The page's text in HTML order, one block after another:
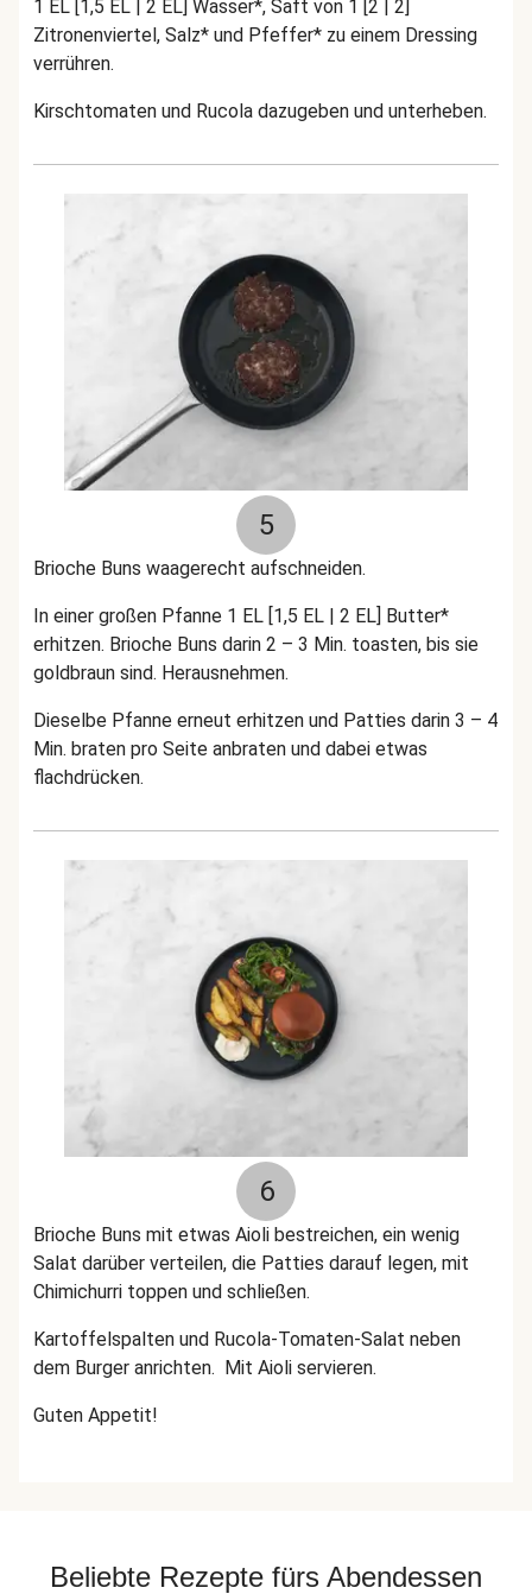
1 EL [1,5 EL | 2 EL] Wasser*, Saft von 1 [2 | 2]
Zitronenviertel, Salz* und Pfeffer* zu einem Dressing
verrühren.
Kirschtomaten und Rucola dazugeben und unterheben.
5
Brioche Buns waagerecht aufschneiden.
In einer großen Pfanne 1 EL [1,5 EL | 2 EL] Butter*
erhitzen. Brioche Buns darin 2 – 3 Min. toasten, bis sie
goldbraun sind. Herausnehmen.
Dieselbe Pfanne erneut erhitzen und Patties darin 3 – 4
Min. braten pro Seite anbraten und dabei etwas
flachdrücken.
6
Brioche Buns mit etwas Aioli bestreichen, ein wenig
Salat darüber verteilen, die Patties darauf legen, mit
Chimichurri toppen und schließen.
Kartoffelspalten und Rucola-Tomaten-Salat neben
dem Burger anrichten. Mit Aioli servieren.
Guten Appetit!
Beliebte Rezepte fürs Abendessen